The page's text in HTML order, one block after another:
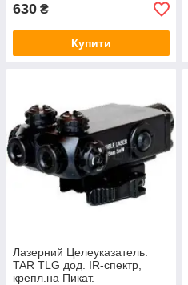
630 ₴
Купити
Лазерний Целеуказатель.
TAR TLG дод. IR-спектр,
крепл.на Пикат.